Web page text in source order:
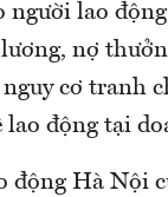
người lao
nợ
cơ tranh
lao động tại
động Hà Nội